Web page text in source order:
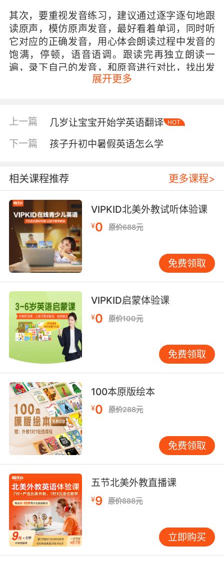
其次，要重视发音练习，建议通过逐字逐句地跟
读原声，模仿原声发音，最好看着单词，同时听
它对应的正确发音，用心体会朗读过程中发音的
饱满，停顿，语音语调。跟读完再独立朗读一
遍，录下自己的发音，和原音进行对比，找出发
音不准的单词反复朗读练习。
展开更多
上一篇 几岁让宝宝开始学英语翻译 HOT
下一篇 孩子升初中暑假英语怎么学
相关课程推荐 更多课程>
VIPKID北美外教试听体验课
¥0 原价688元
免费领取
VIPKID启蒙体验课
¥0 原价100元
免费领取
100本原版绘本
¥0 原价288元
免费领取
五节北美外教直播课
¥9 原价888元
立即购买